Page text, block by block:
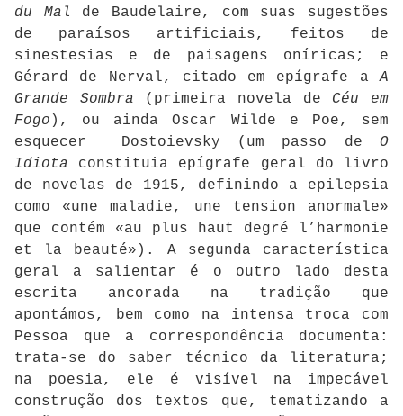
du Mal de Baudelaire, com suas sugestões
de paraísos artificiais, feitos de
sinestesias e de paisagens oníricas; e
Gérard de Nerval, citado em epígrafe aA
Grande Sombra (primeira novela de Céu em
Fogo ), ou ainda Oscar Wilde e Poe, sem
esquecer Dostoievsky (um passo de O
Idiota constituia epígrafe geral do livro
de novelas de 1915, definindo a epilepsia
como «une maladie, une tension anormale»
que contém «au plus haut degré l’harmonie
et la beauté»). A segunda característica
geral a salientar é o outro lado desta
escrita ancorada na tradição que
apontámos, bem como na intensa troca com
Pessoa que a correspondência documenta:
trata-se do saber técnico da literatura;
na poesia, ele é visível na impecável
construção dos textos que, tematizando a